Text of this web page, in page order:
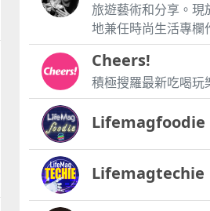
旅遊藝術和分享。現
地兼任時尚生活專欄
Cheers!
積極搜羅最新吃喝玩
Lifemagfoodie
Lifemagtechie